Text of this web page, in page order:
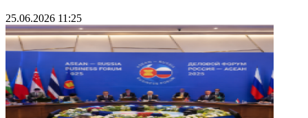
25.06.2026 11:25